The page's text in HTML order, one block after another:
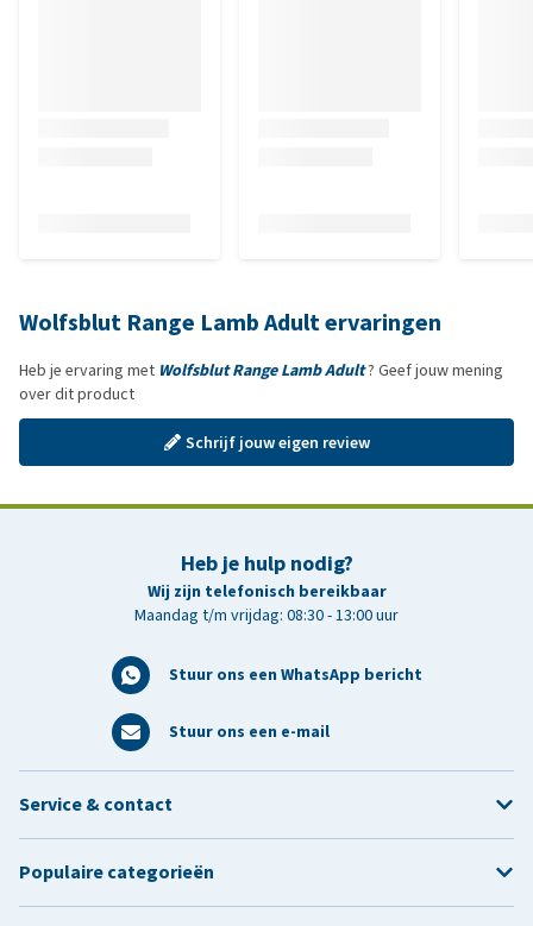
Wolfsblut Range Lamb Adult ervaringen
Heb je ervaring met Wolfsblut Range Lamb Adult? Geef jouw mening
over dit product
Schrijf jouw eigen review
Heb je hulp nodig?
Wij zijn telefonisch bereikbaar
Maandag t/m vrijdag: 08:30 - 13:00 uur
Stuur ons een WhatsApp bericht
Stuur ons een e-mail
Service & contact
Populaire categorieën